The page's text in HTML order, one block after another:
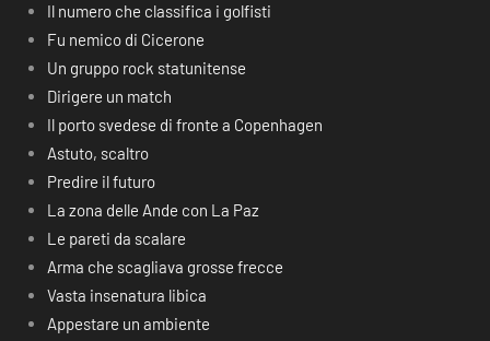
Il numero che classifica i golfisti
Fu nemico di Cicerone
Un gruppo rock statunitense
Dirigere un match
Il porto svedese di fronte a Copenhagen
Astuto, scaltro
Predire il futuro
La zona delle Ande con La Paz
Le pareti da scalare
Arma che scagliava grosse frecce
Vasta insenatura libica
Appestare un ambiente